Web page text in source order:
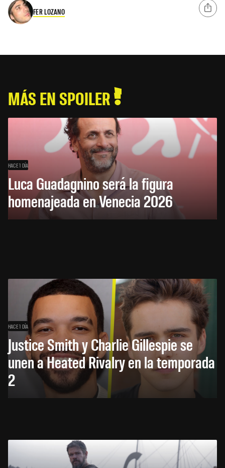
FER LOZANO
MÁS EN SPOILER
HACE 1 DÍA
Luca Guadagnino será la figura
homenajeada en Venecia 2026
HACE 1 DÍA
Justice Smith y Charlie Gillespie se
unen a Heated Rivalry en la temporada
2